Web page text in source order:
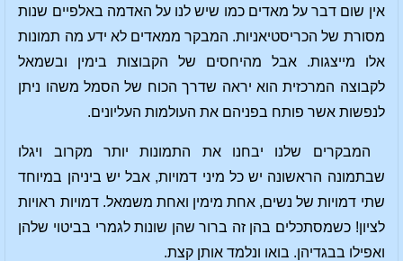
אין שום דבר על מאדים כמו שיש לנו על האדמה באלפיים שנות
מסורת של הכריסטיאניות. המבקר ממאדים לא ידע מה תמונות
אלו מייצגות. אבל מהיחסים של הקבוצות בימין ובשמאל
לקבוצה המרכזית הוא יראה שדרך הכוח של הסמל משהו ניתן
לנפשות אשר פותח בפניהם את העולמות העליונים.
המבקרים שלנו יבחנו את התמונות יותר מקרוב ויגלו
שבתמונה הראשונה יש כל מיני דמויות, אבל יש ביניהן במיוחד
שתי דמויות של נשים, אחת מימין ואחת משמאל. דמויות ראויות
לציון! כשמסתכלים בהן זה ברור שהן שונות לגמרי בביטוי שלהן
ואפילו בבגדיהן. בואו ונלמד אותן קצת.